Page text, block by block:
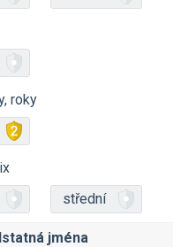
roky
střední
jména